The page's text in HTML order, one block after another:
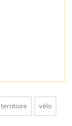
territoire vélo